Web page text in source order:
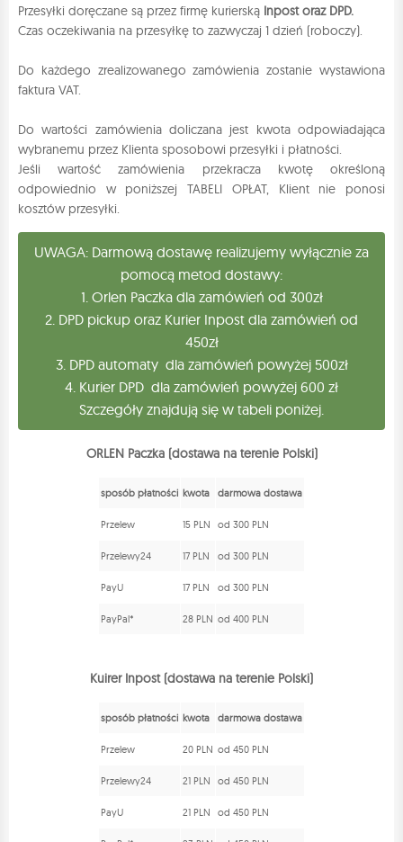
Przesyłki doręczane są przez firmę kurierską Inpost oraz DPD.
Czas oczekiwania na przesyłkę to zazwyczaj 1 dzień (roboczy).
Do każdego zrealizowanego zamówienia zostanie wystawiona
faktura VAT.
Do wartości zamówienia doliczana jest kwota odpowiadająca
wybranemu przez Klienta sposobowi przesyłki i płatności.
Jeśli wartość zamówienia przekracza kwotę określoną
odpowiednio w poniższej TABELI OPŁAT, Klient nie ponosi
kosztów przesyłki.
UWAGA: Darmową dostawę realizujemy wyłącznie za
pomocą metod dostawy:
1. Orlen Paczka dla zamówień od 300zł
2. DPD pickup oraz Kurier Inpost dla zamówień od
450zł
3. DPD automaty dla zamówień powyżej 500zł
4. Kurier DPD dla zamówień powyżej 600 zł
Szczegóły znajdują się w tabeli poniżej.
ORLEN Paczka (dostawa na terenie Polski)
sposób płatności kwota darmowa dostawa
Przelew 15 PLN od 300 PLN
Przelewy24 17 PLN od 300 PLN
PayU 17 PLN od 300 PLN
PayPal* 28 PLN od 400 PLN
Kuirer Inpost (dostawa na terenie Polski)
sposób płatności kwota darmowa dostawa
Przelew 20 PLN od 450 PLN
Przelewy24 21 PLN od 450 PLN
PayU 21 PLN od 450 PLN